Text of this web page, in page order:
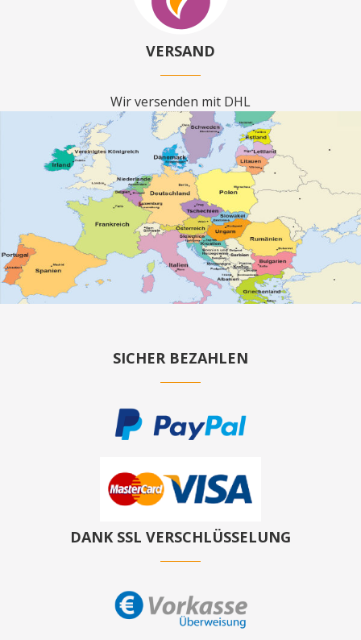
VERSAND
Wir versenden mit DHL
SICHER BEZAHLEN
DANK SSL VERSCHLÜSSELUNG